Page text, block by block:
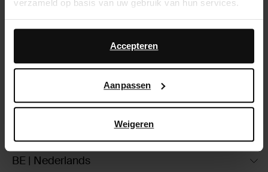
verzameld op basis van uw gebruik van hun services.
Daarnaast werken wij samen met Google voor
advertentie- en meetdoeleinden. Meer informatie over
hoe Google uw persoonsgegevens gebruikt, vindt u op
Accepteren
Aanpassen
Weigeren
Klantenservice
Verzending & levering
Ruilen & retourneren
Brandstores
BE | Nederlands